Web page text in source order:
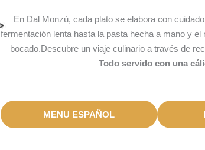
En Dal Monzù, cada plato se elabora con
fermentación lenta hasta la pasta hecha a mano y
bocado.Descubre un viaje culinario a través de
Todo servido con una
MENU ESPAÑOL